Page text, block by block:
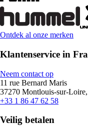
Ontdek al onze merken
Klantenservice in
Neem contact op
11 rue Bernard Maris
37270 Montlouis-sur-
+33 1 86 47 62 58
Veilig betalen